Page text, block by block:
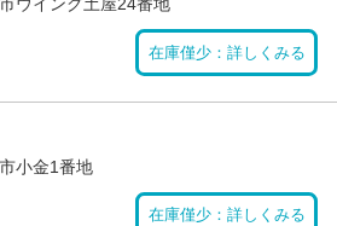
在庫僅少：詳しくみる
小金1番地
在庫僅少：詳しくみる